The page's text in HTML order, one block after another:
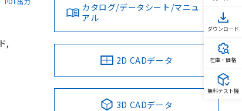
,
カタログ/データシート/マニュ
アル
2D CADデータ
3D CADデータ
ダウンロード
在庫・価格
無料テスト機